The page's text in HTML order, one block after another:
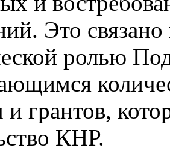
Это
ролью
грантов,
КНР.